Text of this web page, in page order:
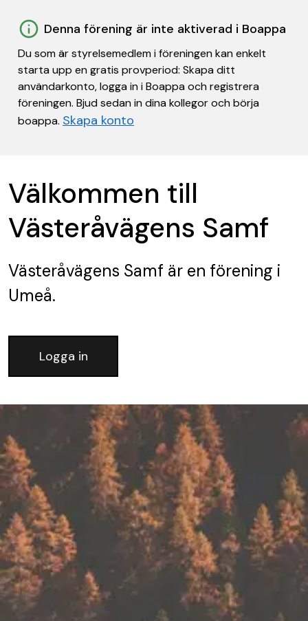
Denna förening är inte aktiverad i Boappa
Du som är styrelsemedlem i föreningen kan enkelt
starta upp en gratis provperiod: Skapa ditt
användarkonto, logga in i Boappa och registrera
föreningen. Bjud sedan in dina kollegor och börja
boappa. Skapa konto
Välkommen till
Västeråvägens Samf
Västeråvägens Samf är en förening i
Umeå.
Logga in